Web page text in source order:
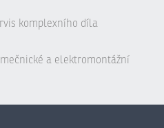
komplexního díla
a elektromontážní